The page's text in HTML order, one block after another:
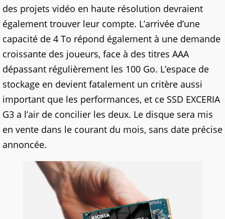
des projets vidéo en haute résolution devraient
également trouver leur compte. L’arrivée d’une
capacité de 4 To répond également à une demande
croissante des joueurs, face à des titres AAA
dépassant régulièrement les 100 Go. L’espace de
stockage en devient fatalement un critère aussi
important que les performances, et ce SSD EXCERIA
G3 a l’air de concilier les deux. Le disque sera mis
en vente dans le courant du mois, sans date précise
annoncée.